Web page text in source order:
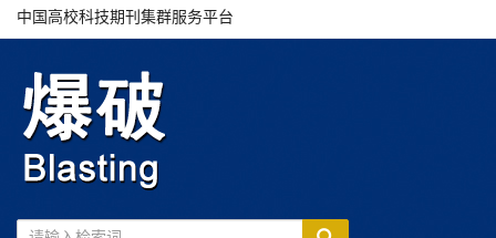
中国高校科技期刊集群服务平台